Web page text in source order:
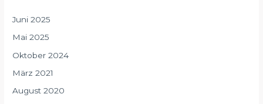
Juni 2025
Mai 2025
Oktober 2024
März 2021
August 2020